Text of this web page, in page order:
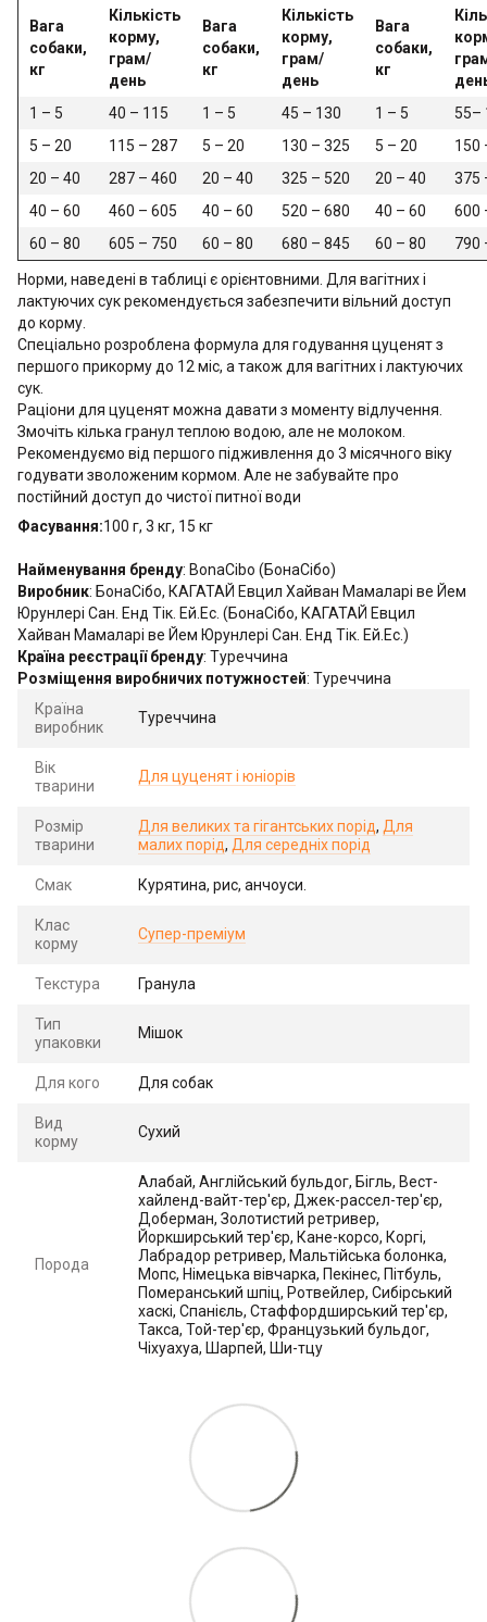
Вага
собаки,
кг
Кількість
корму,
грам/
день
Вага
собаки,
кг
Кількість
корму,
грам/
день
Вага
собаки,
кг
1 – 5
40 – 115 1 – 5 45 – 130 1 – 5
55–
5 – 20
115 – 287 5 – 20 130 – 325 5 – 20
150
20 – 40
287 – 460 20 – 40 325 – 520 20 – 40
375
40 – 60
460 – 605 40 – 60 520 – 680 40 – 60
600
60 – 80
605 – 750 60 – 80 680 – 845 60 – 80 790
Норми, наведені в таблиці є орієнтовними. Для вагітних і
лактуючих сук рекомендується забезпечити вільний доступ
до корму.
Спеціально розроблена формула для годування цуценят з
першого прикорму до 12 міс, а також для вагітних і лактуючих
сук.
Раціони для цуценят можна давати з моменту відлучення.
Змочіть кілька гранул теплою водою, але не молоком.
Рекомендуємо від першого підживлення до 3 місячного віку
годувати зволоженим кормом. Але не забувайте про
постійний доступ до чистої питної води
Фасування:100 г, 3 кг, 15 кг
Найменування бренду: BonaCibo (БонаСібо)
Виробник: БонаСібо, КАГАТАЙ Евцил Хайван Мамаларі ве Йем
Юрунлері Сан. Енд Тік. Ей.Ес. (БонаСібо, КАГАТАЙ Евцил
Хайван Мамаларі ве Йем Юрунлері Сан. Енд Тік. Ей.Ес.)
Країна реєстрації бренду: Туреччина
Розміщення виробничих потужностей: Туреччина
Країна
виробник
Туреччина
Вік
тварини
Для цуценят і юніорів
Розмір
тварини
Для великих та гігантських порід, Для
малих порід, Для середніх порід
Смак Курятина, рис, анчоуси.
Клас
корму
Супер-преміум
Текстура Гранула
Тип
упаковки
Мішок
Для кого Для собак
Вид
корму
Сухий
Порода
Алабай, Англійський бульдог, Бігль, Вест-
хайленд-вайт-тер'єр, Джек-рассел-тер'єр,
Доберман, Золотистий ретривер,
Йоркширський тер'єр, Кане-корсо, Коргі,
Лабрадор ретривер, Мальтійська болонка,
Мопс, Німецька вівчарка, Пекінес, Пітбуль,
Померанський шпіц, Ротвейлер, Сибірський
хаскі, Спанієль, Стаффордширський тер'єр,
Такса, Той-тер'єр, Французький бульдог,
Чіхуахуа, Шарпей, Ши-тцу